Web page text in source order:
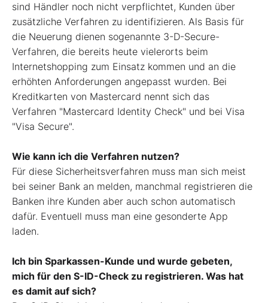
sind Händler noch nicht verpflichtet, Kunden über
zusätzliche Verfahren zu identifizieren. Als Basis für
die Neuerung dienen sogenannte 3-D-Secure­
Verfahren, die bereits heute vielerorts beim
Internetshopping zum Einsatz kommen und an die
erhöhten Anforderungen angepasst wurden. Bei
Kreditkarten von Mastercard nennt sich das
Verfahren "Mastercard Identity Check" und bei Visa
"Visa Secure".
Wie kann ich die Verfahren nutzen?
Für diese Sicherheitsverfahren muss man sich meist
bei seiner Bank an­ melden, manchmal registrieren die
Banken ihre Kunden aber auch schon automatisch
dafür. Eventuell muss man eine gesonderte App
laden.
Ich bin Sparkassen-Kunde und wurde gebeten,
mich für den S-ID-Check zu registrieren. Was hat
es damit auf sich?